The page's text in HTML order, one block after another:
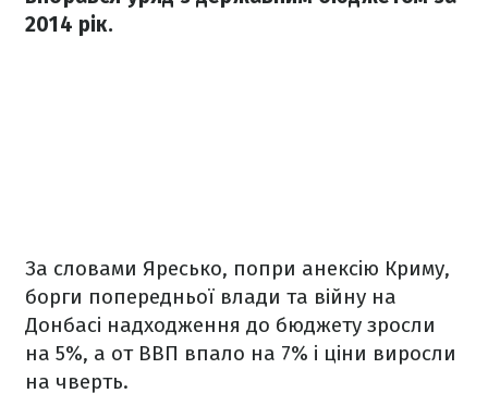
2014 рік.
За словами Яресько, попри анексію Криму,
борги попередньої влади та війну на
Донбасі надходження до бюджету зросли
на 5%, а от ВВП впало на 7% і ціни виросли
на чверть.